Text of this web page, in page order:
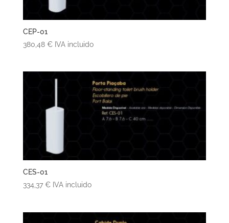
CEP-01
380,48 € IVA incluido
CES-01
334,37 € IVA incluido